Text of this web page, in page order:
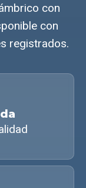
con
con
registrados.